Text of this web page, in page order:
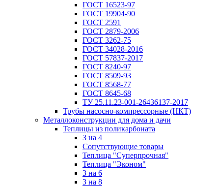
ГОСТ 16523-97
ГОСТ 19904-90
ГОСТ 2591
ГОСТ 2879-2006
ГОСТ 3262-75
ГОСТ 34028-2016
ГОСТ 57837-2017
ГОСТ 8240-97
ГОСТ 8509-93
ГОСТ 8568-77
ГОСТ 8645-68
ТУ 25.11.23-001-26436137-2017
Трубы насосно-компрессорные (НКТ)
Металлоконструкции для дома и дачи
Теплицы из поликарбоната
3 на 4
Сопутствующие товары
Теплица "Суперпрочная"
Теплица "Эконом"
3 на 6
3 на 8